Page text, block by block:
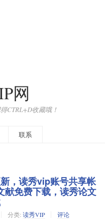
网
CTRL+D收藏哦！
联系
，读秀vip账号共享帐
献免费下载，读秀论文
分类: 读秀VIP 评论